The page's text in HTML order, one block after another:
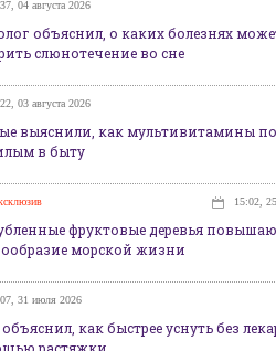
04 августа 2026
объяснил, о каких болезнях
слюнотечение во сне
03 августа 2026
выяснили, как мультивитамины
в быту
15:02,
фруктовые деревья
морской жизни
31 июля 2026
как быстрее уснуть без